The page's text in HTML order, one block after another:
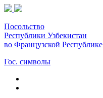
Посольство
Республики Узбекистан
во Французской Республике
Гос. символы